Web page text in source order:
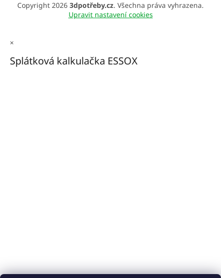
Copyright 2026 3dpotřeby.cz. Všechna práva vyhrazena.
Upravit nastavení cookies
×
Splátková kalkulačka ESSOX